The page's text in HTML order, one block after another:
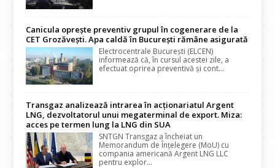
Canicula oprește preventiv grupul în cogenerare de la
CET Grozăvești. Apa caldă în București rămâne asigurată
Electrocentrale București (ELCEN)
informează că, în cursul acestei zile, a
efectuat oprirea preventivă și cont...
Transgaz analizează intrarea în acționariatul Argent
LNG, dezvoltatorul unui megaterminal de export. Miza:
acces pe termen lung la LNG din SUA
SNTGN Transgaz a încheiat un
Memorandum de Înțelegere (MoU) cu
compania americană Argent LNG LLC
pentru explor...